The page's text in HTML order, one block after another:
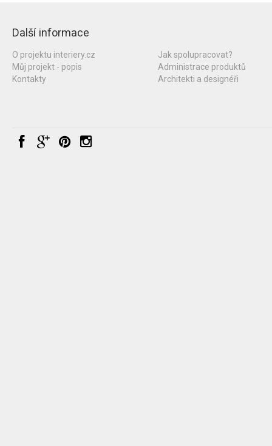
Další informace
O projektu interiery.cz
Můj projekt - popis
Kontakty
Jak spolupracovat?
Administrace produktů
Architekti a designéři